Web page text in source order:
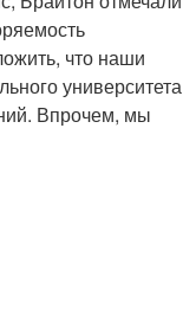
что наши
университета
Впрочем, мы